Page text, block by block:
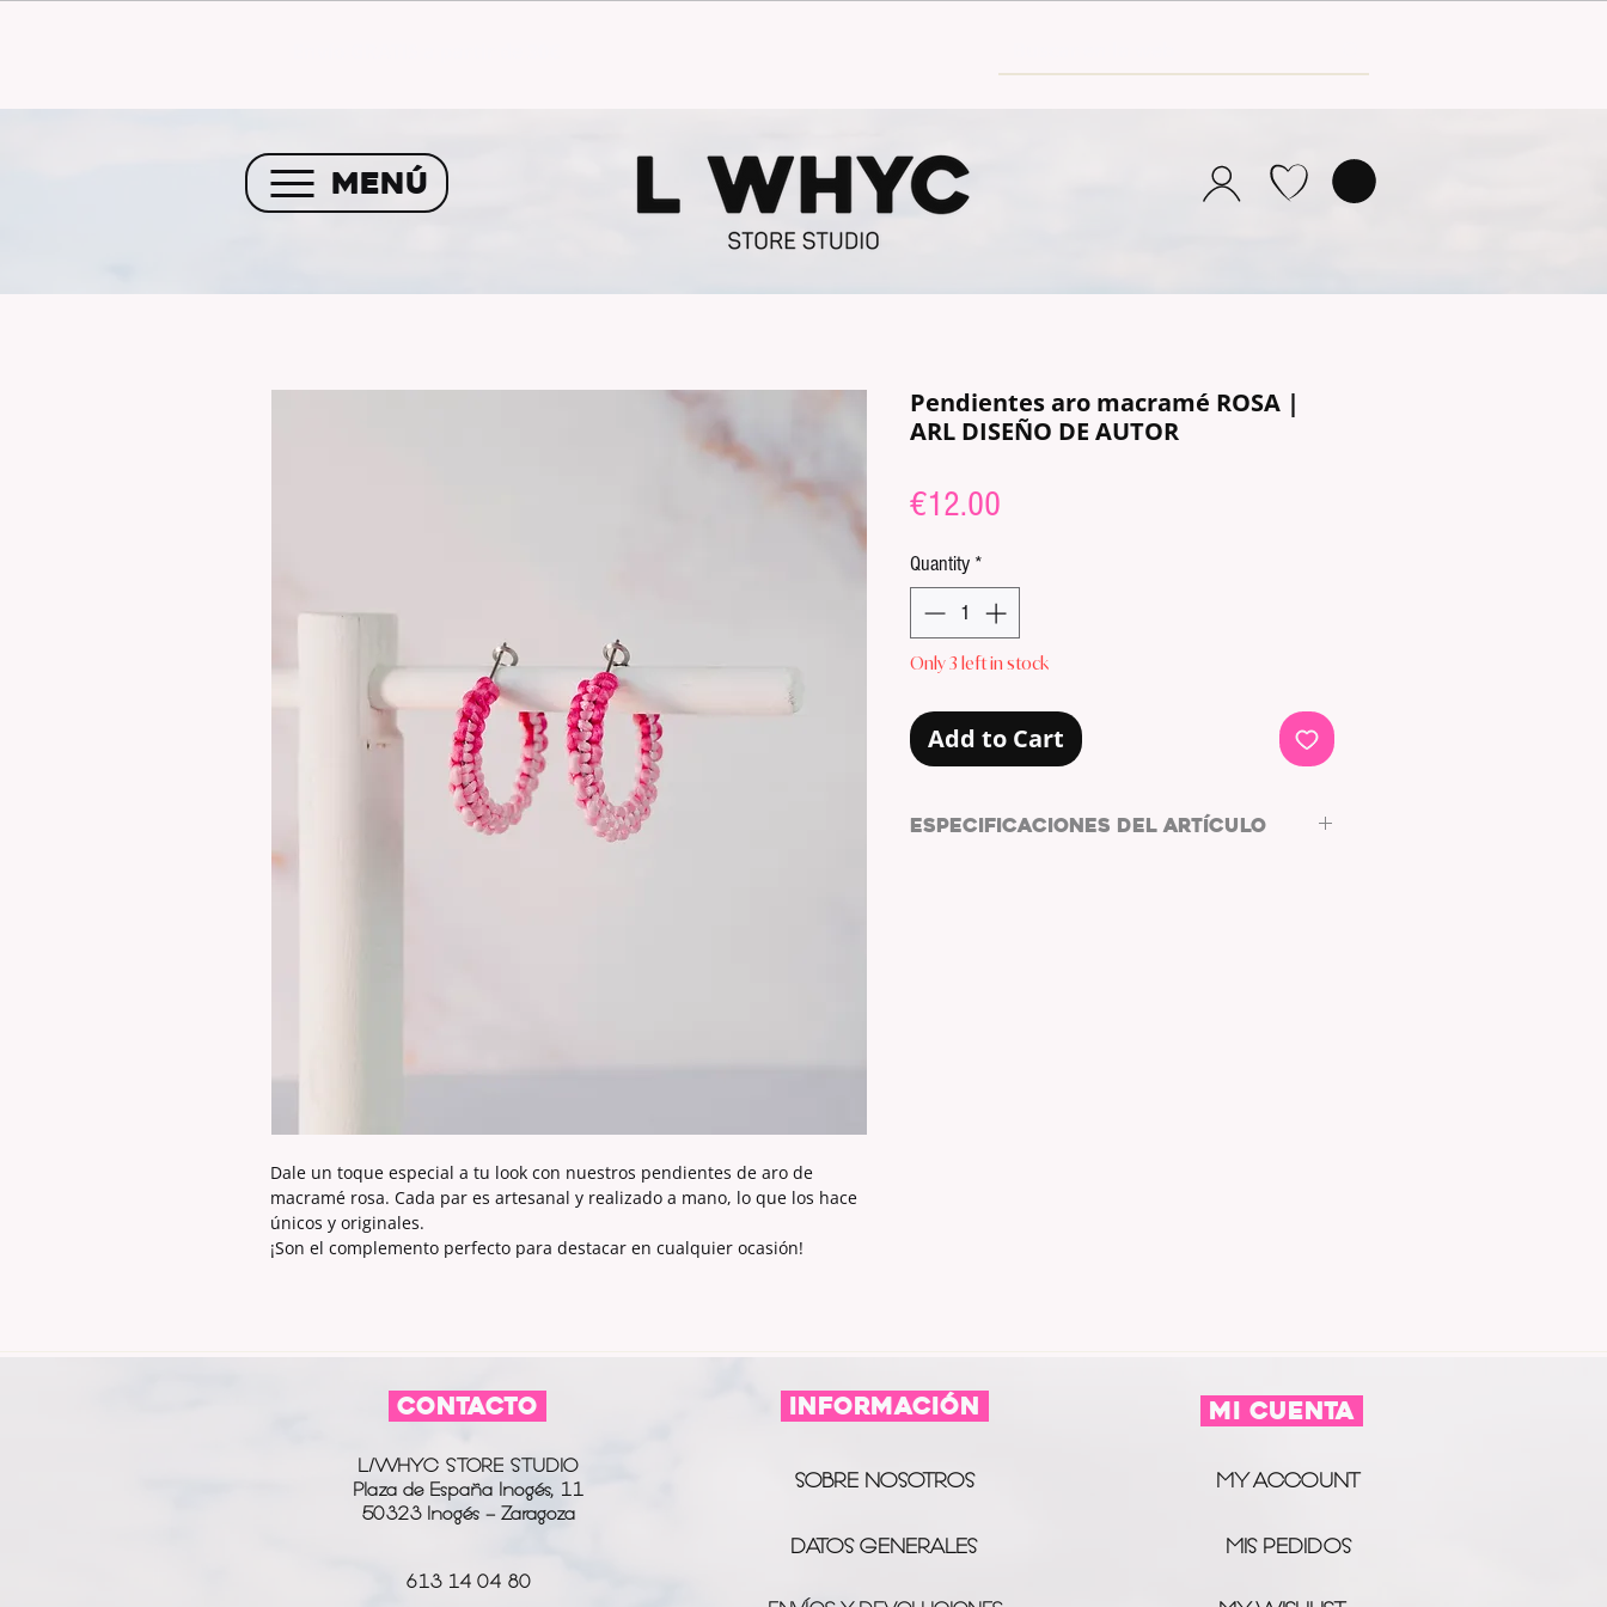
Dale un toque especial a tu look con nuestros pendientes de aro de
macramé rosa. Cada par es artesanal y realizado a mano, lo que los hace
únicos y originales.
¡Son el complemento perfecto para destacar en cualquier ocasión!
Pendientes aro macramé ROSA |
ARL DISEÑO DE AUTOR
€12.00
Quantity *
Only 3 left in stock
Add to Cart
ESPECIFICACIONES DEL ARTÍCULO
CONTACTO
L/WHYC STORE STUDIO
Plaza de España Inogés, 11
50323 Inogés - Zaragoza
613 14 04 80
información
SOBRE NOSOTROS
DATOS GENERALES
MI CUENTA
MY ACCOUNT
MIS PEDIDOS
MENÚ